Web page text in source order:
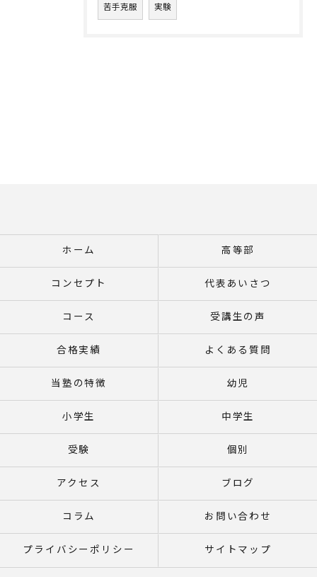
苦手克服 実験
ホーム 高等部
コンセプト 代表あいさつ
コース 受講生の声
合格実績 よくある質問
当塾の特徴 幼児
小学生 中学生
受験 個別
アクセス ブログ
コラム お問い合わせ
プライバシーポリシー サイトマップ